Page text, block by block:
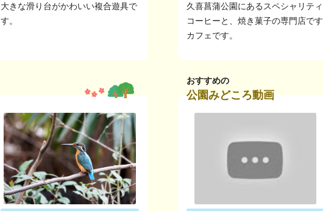
大きな滑り台がかわいい複合遊具で
す。
久喜菖蒲公園にあるスペシャリティ
コーヒーと、焼き菓子の専門店です
カフェです。
おすすめの
公園みどころ動画